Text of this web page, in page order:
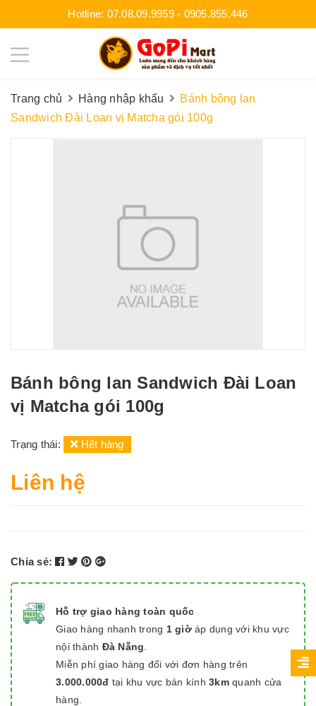
Hotline: 07.08.09.9959- 0905.855.446
Trang chủ Hàng nhập khẩu
Bánh bông lan
Sandwich Đài Loan vị Matcha gói 100g
Bánh bông lan Sandwich Đài Loan
vị Matcha gói 100g
Trạng thái: Hết hàng
Liên hệ
Chia sẻ:
Hỗ trợ giao hàng toàn quốc
Giao hàng nhanh trong 1 giờáp dụng với khu vực
nội thành Đà Nẵng
Miễn phí giao hàng đối với đơn hàng trên
3.000.000đ tại khu vực bán kính 3kmquanh cửa
hàng.